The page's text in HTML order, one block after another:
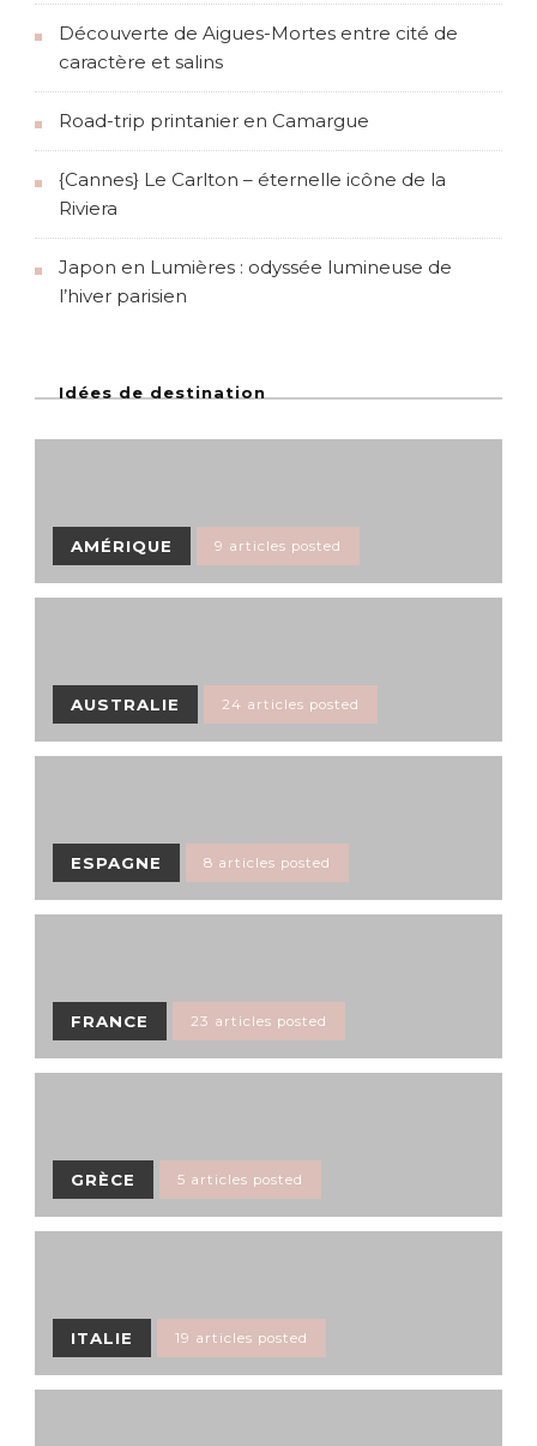
Découverte de Aigues-Mortes entre cité de
caractère et salins
Road-trip printanier en Camargue
{Cannes} Le Carlton – éternelle icône de la
Riviera
Japon en Lumières : odyssée lumineuse de
l’hiver parisien
Idées de destination
AMÉRIQUE 9 articles posted
AUSTRALIE 24 articles posted
ESPAGNE 8 articles posted
FRANCE 23 articles posted
GRÈCE 5 articles posted
ITALIE 19 articles posted